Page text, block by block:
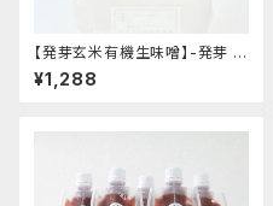
【発芽玄米有機生味噌】-発芽 有
機玄米使用・減塩白味噌タイプ-
"袋入り1kg"│オーガニック 味
¥1,288